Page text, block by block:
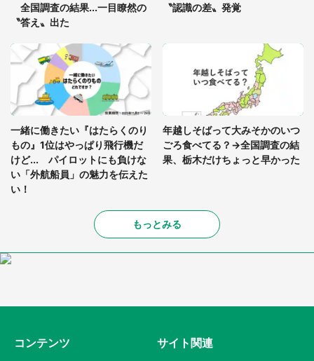
全国調査の結果...一目瞭然の
〝答え〟出た
〝認識の差〟発覚
一緒に働きたい『はたらくのり
もの』1位はやっぱり飛行機だ
けど... パイロットにも負けな
い「外航船員」の魅力を伝えた
い！
年越しそばって大みそかのいつ
ごろ食べてる？→全国調査の結
果、栃木だけちょっと早かった
もっとみる
コンテンツ サイト関連